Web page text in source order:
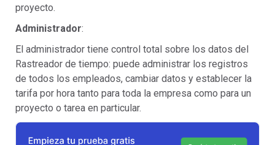
proyecto.
Administrador:
El administrador tiene control total sobre los datos del
Rastreador de tiempo: puede administrar los registros
de todos los empleados, cambiar datos y establecer la
tarifa por hora tanto para toda la empresa como para un
proyecto o tarea en particular.